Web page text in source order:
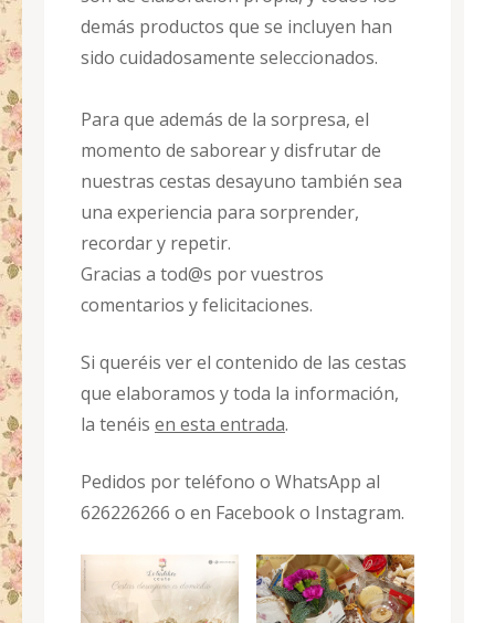
demás productos que se incluyen han
sido cuidadosamente seleccionados.
Para que además de la sorpresa, el
momento de saborear y disfrutar de
nuestras cestas desayuno también sea
una experiencia para sorprender,
recordar y repetir.
Gracias a tod@s por vuestros
comentarios y felicitaciones.
Si queréis ver el contenido de las cestas
que elaboramos y toda la información,
la tenéis en esta entrada.
Pedidos por teléfono o WhatsApp al
626226266 o en Facebook o Instagram.